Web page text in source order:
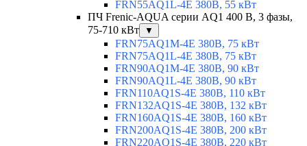
FRN55AQ1L-4E 380В, 55 кВт
ПЧ Frenic-AQUA серии AQ1 400 В, 3 фазы,
75-710 кВт
▼
FRN75AQ1M-4E 380В, 75 кВт
FRN75AQ1L-4E 380В, 75 кВт
FRN90AQ1M-4E 380В, 90 кВт
FRN90AQ1L-4E 380В, 90 кВт
FRN110AQ1S-4E 380В, 110 кВт
FRN132AQ1S-4E 380В, 132 кВт
FRN160AQ1S-4E 380В, 160 кВт
FRN200AQ1S-4E 380В, 200 кВт
FRN220AQ1S-4E 380В, 220 кВт